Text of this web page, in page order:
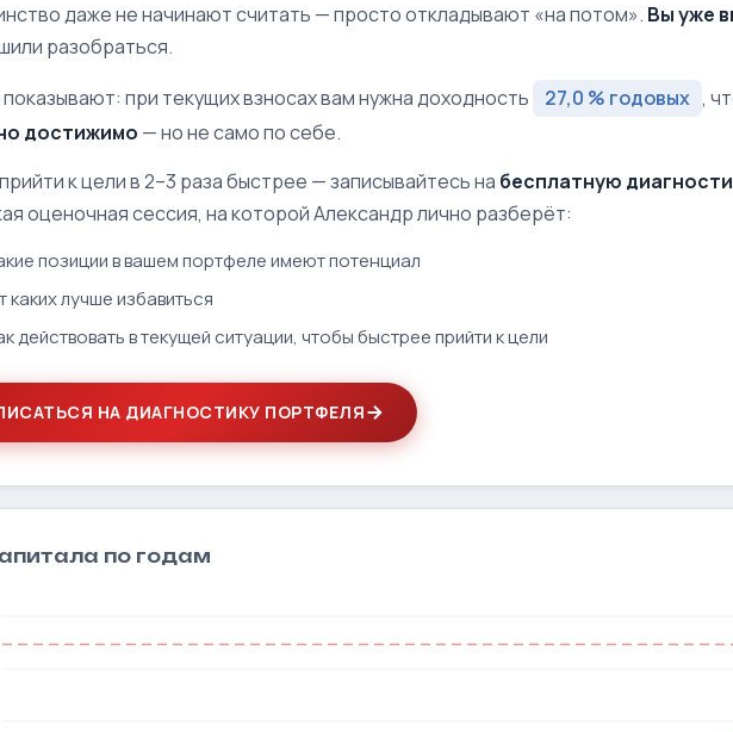
даже не начинают считать — просто откладывают «на потом». Вы уже
разобраться.
при текущих взносах вам нужна доходность
27,0 % годовых ,
достижимо — но не само по себе.
к цели в 2–3 раза быстрее — записывайтесь на бесплатную
оценочная сессия, на которой Александр лично разберёт:
позиции в вашем портфеле имеют потенциал
каких лучше избавиться
действовать в текущей ситуации, чтобы быстрее прийти к цели
НА ДИАГНОСТИКУ ПОРТФЕЛЯ
по годам